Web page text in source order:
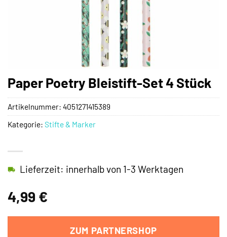
Paper Poetry Bleistift-Set 4 Stück
4,99 €
Lieferzeit: innerhalb von 1-3 Werktagen
ZUM PARTNERSHOP
Artikelnummer: 4051271415389
Kategorie: Stifte & Marker